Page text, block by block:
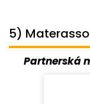
5)
Partnerská